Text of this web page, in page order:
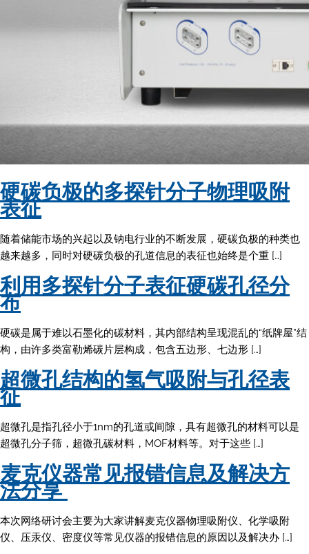
硬碳负极的多探针分子物理吸附
表征
随着储能市场的兴起以及钠电行业的不断发展，硬碳负极的种类也
越来越多，同时对硬碳负极的孔道信息的表征也始终是个重 […]
利用多探针分子表征硬碳孔径分
布
硬碳是属于难以石墨化的碳材料，其内部结构呈现混乱的“纸牌屋”结
构，由许多类富勒烯碳片层构成，包含五边形、七边形 […]
超微孔结构的氢气吸附与孔径表
征
超微孔是指孔径小于1nm的孔道或间隙，具有超微孔的材料可以是
超微孔分子筛，超微孔碳材料，MOF材料等。对于这些 […]
麦克仪器常见报错信息及解决方
法分享
本次网络研讨会主要为大家讲解麦克仪器物理吸附仪、化学吸附
仪、压汞仪、密度仪等常见仪器的报错信息的原因以及解决办 […]